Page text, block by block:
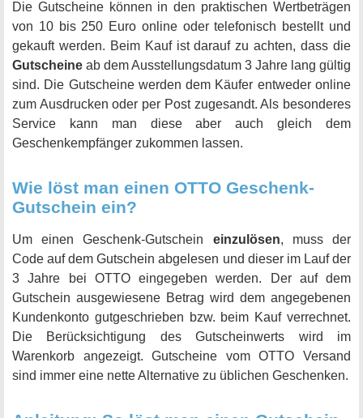
Die Gutscheine können in den praktischen Wertbeträgen
von 10 bis 250 Euro online oder telefonisch bestellt und
gekauft werden. Beim Kauf ist darauf zu achten, dass die
Gutscheine ab dem Ausstellungsdatum 3 Jahre lang gültig
sind. Die Gutscheine werden dem Käufer entweder online
zum Ausdrucken oder per Post zugesandt. Als besonderes
Service kann man diese aber auch gleich dem
Geschenkempfänger zukommen lassen.
Wie löst man einen OTTO Geschenk-
Gutschein ein?
Um einen Geschenk-Gutschein einzulösen, muss der
Code auf dem Gutschein abgelesen und dieser im Lauf der
3 Jahre bei OTTO eingegeben werden. Der auf dem
Gutschein ausgewiesene Betrag wird dem angegebenen
Kundenkonto gutgeschrieben bzw. beim Kauf verrechnet.
Die Berücksichtigung des Gutscheinwerts wird im
Warenkorb angezeigt. Gutscheine vom OTTO Versand
sind immer eine nette Alternative zu üblichen Geschenken.